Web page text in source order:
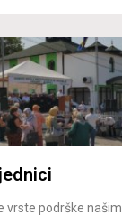
vrste podrške našim